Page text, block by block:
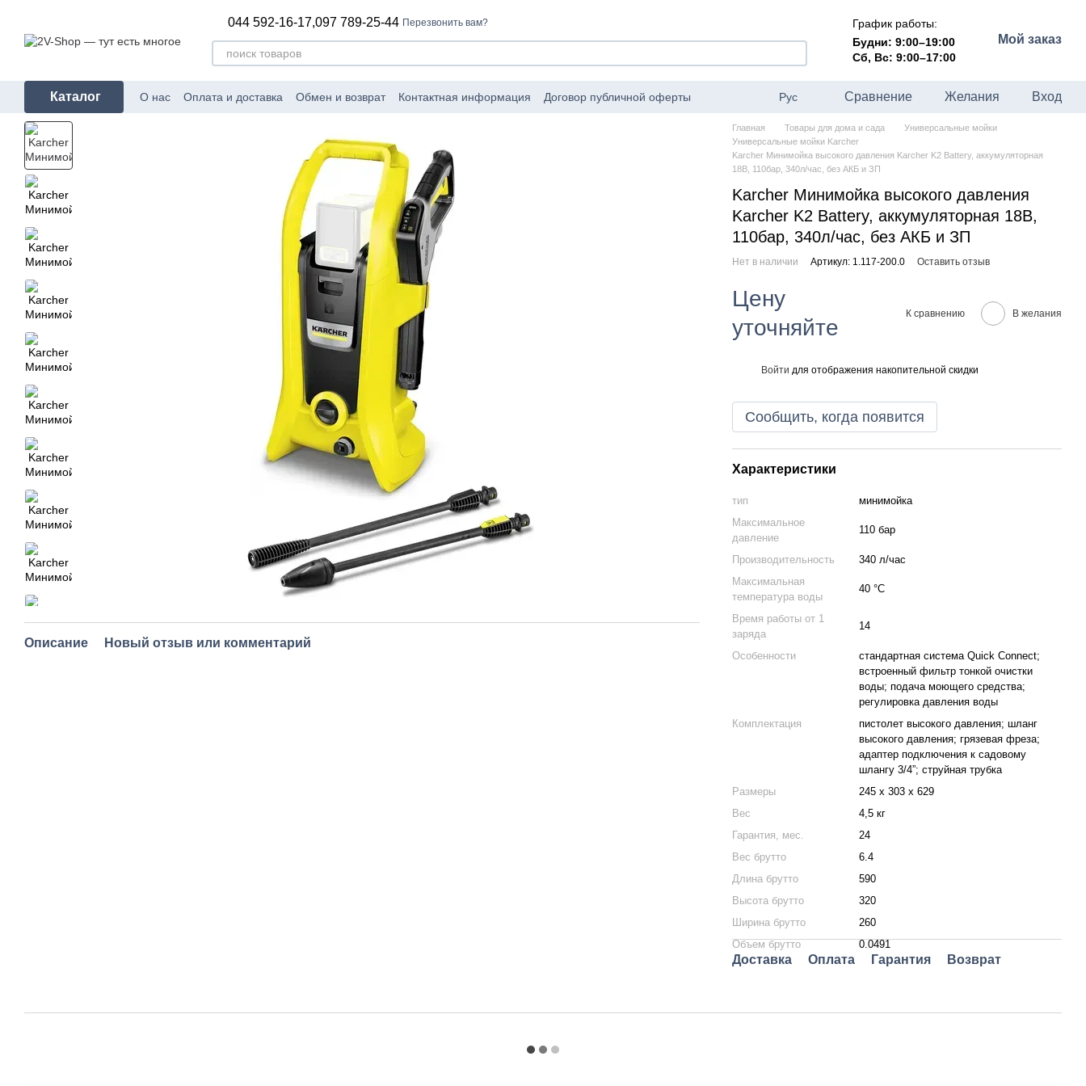
044 592-16-17,097 789-25-44 Перезвонить вам?
График работы:
Будни: 9:00–19:00
Сб, Вс: 9:00–17:00
Мой заказ
Каталог О нас Оплата и доставка Обмен и возврат Контактная информация Договор публичной оферты Рус Сравнение Желания Вход
Описание Новый отзыв или комментарий
Главная Товары для дома и сада
Универсальные мойки
Универсальные мойки Karcher
Karcher Минимойка высокого давления Karcher K2 Battery, аккумуляторная
18В, 110бар, 340л/час, без АКБ и ЗП
Karcher Минимойка высокого давления
Karcher K2 Battery, аккумуляторная 18В,
110бар, 340л/час, без АКБ и ЗП
Нет в наличии Артикул: 1.117-200.0 Оставить отзыв
Цену
уточняйте
К сравнению В желания
Войти для отображения накопительной скидки
Сообщить, когда появится
Характеристики
тип
минимойка
Максимальное
давление
110 бар
Производительность
340 л/час
Максимальная
температура воды
40 °C
Время работы от 1
заряда
14
Особенности
стандартная система Quick Connect;
встроенный фильтр тонкой очистки
воды; подача моющего средства;
регулировка давления воды
Комплектация
пистолет высокого давления; шланг
высокого давления; грязевая фреза;
адаптер подключения к садовому
шлангу 3/4”; струйная трубка
Размеры
245 x 303 x 629
Вес
4,5 кг
Гарантия, мес.
24
Вес брутто
6.4
Длина брутто
590
Высота брутто
320
Ширина брутто
260
Объем брутто
0.0491
Доставка Оплата Гарантия Возврат